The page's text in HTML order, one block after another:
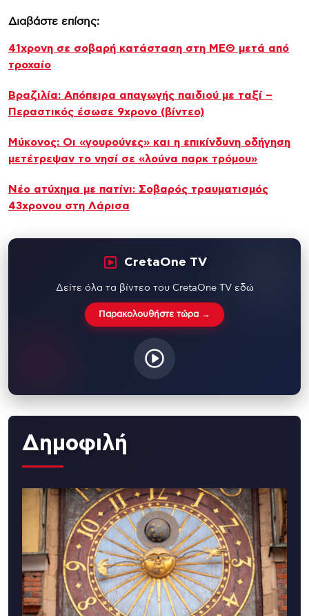
Διαβάστε επίσης:
41χρονη σε σοβαρή κατάσταση στη ΜΕΘ μετά από
τροχαίο
Βραζιλία: Απόπειρα απαγωγής παιδιού με ταξί –
Περαστικός έσωσε 9χρονο (βίντεο)
Μύκονος: Οι «γουρούνες» και η επικίνδυνη οδήγηση
μετέτρεψαν το νησί σε «λούνα παρκ τρόμου»
Νέο ατύχημα με πατίνι: Σοβαρός τραυματισμός
43χρονου στη Λάρισα
CretaOne TV
Δείτε όλα τα βίντεο του CretaOne TV εδώ
Παρακολουθήστε τώρα →
Δημοφιλή